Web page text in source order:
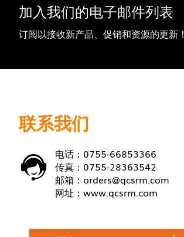
加入我们的电子邮件列表
订阅以接收新产品、促销和资源的更新！
联系我们
电话：0755-66853366
传真：0755-28363542
邮箱： orders@qcsrm.com
网址： www.qcsrm.com